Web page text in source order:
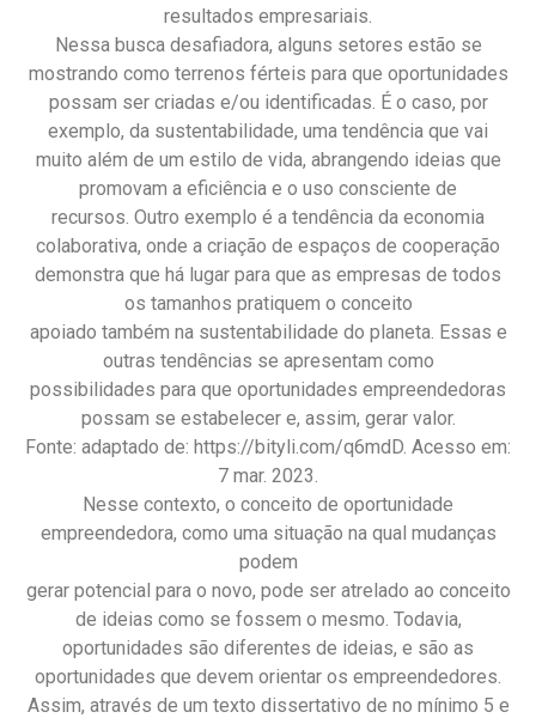
resultados empresariais.
Nessa busca desafiadora, alguns setores estão se
mostrando como terrenos férteis para que oportunidades
possam ser criadas e/ou identificadas. É o caso, por
exemplo, da sustentabilidade, uma tendência que vai
muito além de um estilo de vida, abrangendo ideias que
promovam a eficiência e o uso consciente de
recursos. Outro exemplo é a tendência da economia
colaborativa, onde a criação de espaços de cooperação
demonstra que há lugar para que as empresas de todos
os tamanhos pratiquem o conceito
apoiado também na sustentabilidade do planeta. Essas e
outras tendências se apresentam como
possibilidades para que oportunidades empreendedoras
possam se estabelecer e, assim, gerar valor.
Fonte: adaptado de: https://bityli.com/q6mdD. Acesso em:
7 mar. 2023.
Nesse contexto, o conceito de oportunidade
empreendedora, como uma situação na qual mudanças
podem
gerar potencial para o novo, pode ser atrelado ao conceito
de ideias como se fossem o mesmo. Todavia,
oportunidades são diferentes de ideias, e são as
oportunidades que devem orientar os empreendedores.
Assim, através de um texto dissertativo de no mínimo 5 e